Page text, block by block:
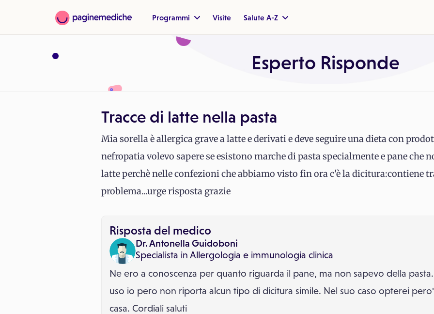
Programmi Visite Salute A-Z
Esperto Risponde
Tracce di latte nella pasta
Mia sorella è allergica grave a latte e derivati e deve seguire una dieta con
nefropatia volevo sapere se esistono marche di pasta specialmente e pane che
latte perchè nelle confezioni che abbiamo visto fin ora c'è la dicitura:contiene
problema...urge risposta grazie
Risposta del medico
Dr. Antonella Guidoboni
Specialista in Allergologia e immunologia clinica
Ne ero a conoscenza per quanto riguarda il pane, ma non sapevo della
uso io pero non riporta alcun tipo di dicitura simile. Nel suo caso opterei
casa. Cordiali saluti